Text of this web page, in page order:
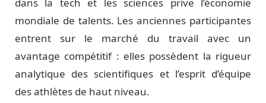
dans la tech et les sciences prive l’économie
mondiale de talents. Les anciennes participantes
entrent sur le marché du travail avec un
avantage compétitif : elles possèdent la rigueur
analytique des scientifiques et l’esprit d’équipe
des athlètes de haut niveau.